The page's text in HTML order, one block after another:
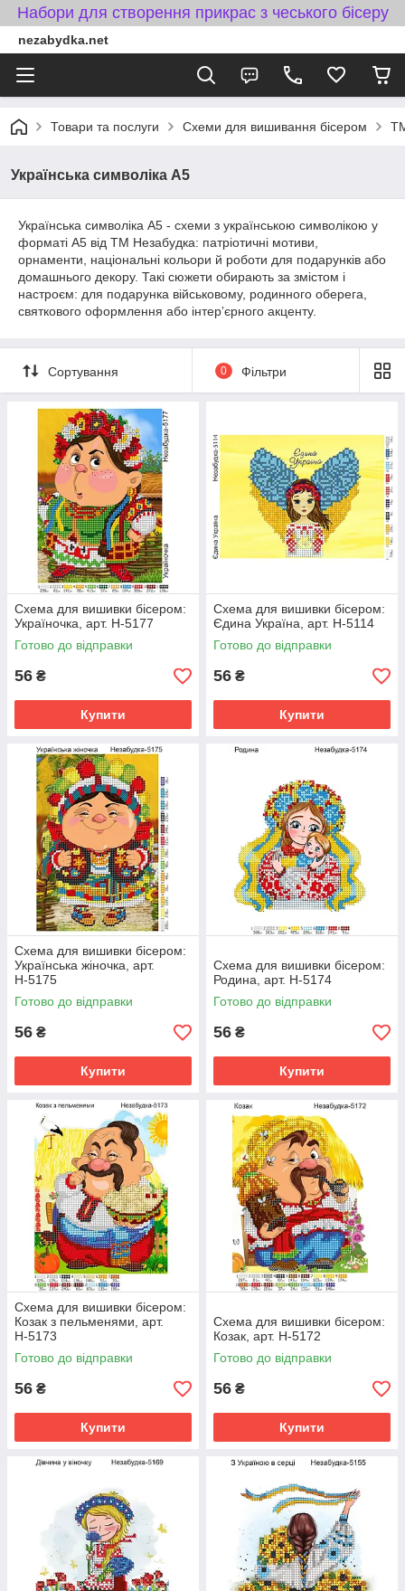
Набори для створення прикрас з чеського бісеру
nezabydka.net
Товари та послуги Схеми для вишивання бісером
Українська символіка А5
Українська символіка А5 - схеми з українською символікою у
форматі A5 від ТМ Незабудка: патріотичні мотиви,
орнаменти, національні кольори й роботи для подарунків або
домашнього декору. Такі сюжети обирають за змістом і
настроєм: для подарунка військовому, родинного оберега,
святкового оформлення або інтерʼєрного акценту.
Сортування 0 Фільтри
Схема для вишивки бісером:
Україночка, арт. Н-5177
Готово до відправки
56 ₴
Купити
Схема для вишивки бісером:
Єдина Україна, арт. Н-5114
Готово до відправки
56 ₴
Купити
Схема для вишивки бісером:
Українська жіночка, арт.
Н-5175
Готово до відправки
56 ₴
Купити
Схема для вишивки бісером:
Родина, арт. Н-5174
Готово до відправки
56 ₴
Купити
Схема для вишивки бісером:
Козак з пельменями, арт.
Н-5173
Готово до відправки
56 ₴
Купити
Схема для вишивки бісером:
Козак, арт. Н-5172
Готово до відправки
56 ₴
Купити